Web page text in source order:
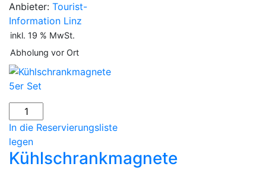
Anbieter: Tourist-
Information Linz
inkl. 19 % MwSt.
Abholung vor Ort
Kühlschrankmagnete
5er
Set
Menge
In die Reservierungsliste
legen
Kühlschrankmagnete